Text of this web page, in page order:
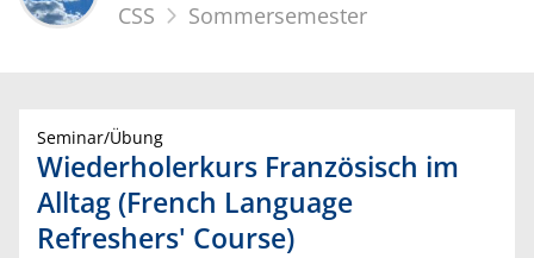
CSS Sommersemester
Seminar/Übung
Wiederholerkurs Französisch im
Alltag (French Language
Refreshers' Course)